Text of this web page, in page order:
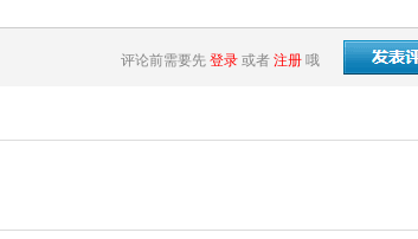
评论前需要先 登录 或者 注册 哦